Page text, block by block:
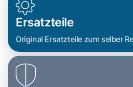
Ersatzteile
Original Ersatzteile zum selber